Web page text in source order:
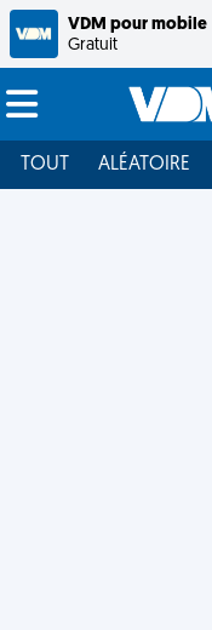
VDM pour mobile
Gratuit
TOUT ALÉATOIRE